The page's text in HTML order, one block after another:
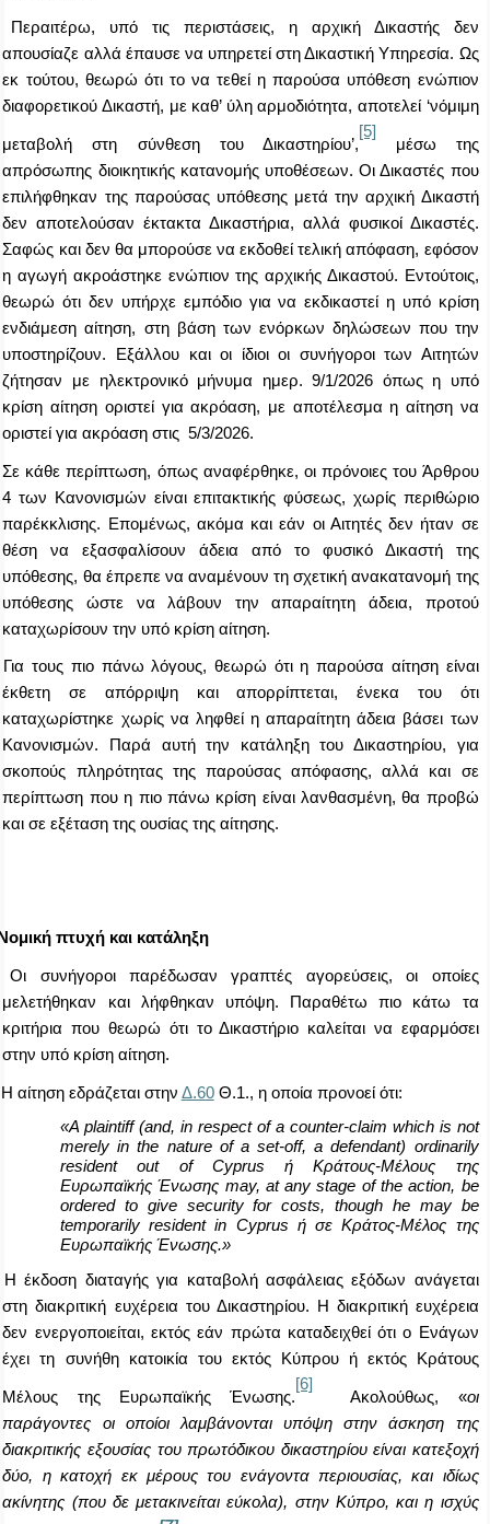
Περαιτέρω, υπό τις περιστάσεις, η αρχική Δικαστής δεν
απουσίαζε αλλά έπαυσε να υπηρετεί στη Δικαστική Υπηρεσία. Ως
εκ τούτου, θεωρώ ότι το να τεθεί η παρούσα υπόθεση ενώπιον
διαφορετικού Δικαστή, με καθ’ ύλη αρμοδιότητα, αποτελεί ‘νόμιμη
μεταβολή στη σύνθεση του Δικαστηρίου’,
[5]
μέσω της
απρόσωπης διοικητικής κατανομής υποθέσεων. Οι Δικαστές που
επιλήφθηκαν της παρούσας υπόθεσης μετά την αρχική Δικαστή
δεν αποτελούσαν έκτακτα Δικαστήρια, αλλά φυσικοί Δικαστές.
Σαφώς και δεν θα μπορούσε να εκδοθεί τελική απόφαση, εφόσον
η αγωγή ακροάστηκε ενώπιον της αρχικής Δικαστού. Εντούτοις,
θεωρώ ότι δεν υπήρχε εμπόδιο για να εκδικαστεί η υπό κρίση
ενδιάμεση αίτηση, στη βάση των ενόρκων δηλώσεων που την
υποστηρίζουν. Εξάλλου και οι ίδιοι οι συνήγοροι των Αιτητών
ζήτησαν με ηλεκτρονικό μήνυμα ημερ. 9/1/2026 όπως η υπό
κρίση αίτηση οριστεί για ακρόαση, με αποτέλεσμα η αίτηση να
οριστεί για ακρόαση στις 5/3/2026.
Σε κάθε περίπτωση, όπως αναφέρθηκε, οι πρόνοιες του Άρθρου
4 των Κανονισμών είναι επιτακτικής φύσεως, χωρίς περιθώριο
παρέκκλισης. Επομένως, ακόμα και εάν οι Αιτητές δεν ήταν σε
θέση να εξασφαλίσουν άδεια από το φυσικό Δικαστή της
υπόθεσης, θα έπρεπε να αναμένουν τη σχετική ανακατανομή της
υπόθεσης ώστε να λάβουν την απαραίτητη άδεια, προτού
καταχωρίσουν την υπό κρίση αίτηση.
Για τους πιο πάνω λόγους, θεωρώ ότι η παρούσα αίτηση είναι
έκθετη σε απόρριψη και απορρίπτεται, ένεκα του ότι
καταχωρίστηκε χωρίς να ληφθεί η απαραίτητη άδεια βάσει των
Κανονισμών. Παρά αυτή την κατάληξη του Δικαστηρίου, για
σκοπούς πληρότητας της παρούσας απόφασης, αλλά και σε
περίπτωση που η πιο πάνω κρίση είναι λανθασμένη, θα προβώ
και σε εξέταση της ουσίας της αίτησης.
πτυχή και κατάληξη
Οι συνήγοροι παρέδωσαν γραπτές αγορεύσεις, οι οποίες
μελετήθηκαν και λήφθηκαν υπόψη. Παραθέτω πιο κάτω τα
κριτήρια που θεωρώ ότι το Δικαστήριο καλείται να εφαρμόσει
στην υπό κρίση αίτηση.
Η αίτηση εδράζεται στην Δ.60Θ.1., η οποία προνοεί ότι:
«A plaintiff (and, in respect of a counter-claim which is not
merely in the nature of a set-off, a defendant) ordinarily
resident out of Cyprus ή Κράτους-Μέλους της
Ευρωπαϊκής Ένωσης may, at any stage of the action, be
ordered to give security for costs, though he may be
temporarily resident in Cyprus ή σε Κράτος-Μέλος της
Ευρωπαϊκής Ένωσης.»
Η έκδοση διαταγής για καταβολή ασφάλειας εξόδων ανάγεται
στη διακριτική ευχέρεια του Δικαστηρίου. Η διακριτική ευχέρεια
δεν ενεργοποιείται, εκτός εάν πρώτα καταδειχθεί ότι ο Ενάγων
έχει τη συνήθη κατοικία του εκτός Κύπρου ή εκτός Κράτους
Μέλους της Ευρωπαϊκής Ένωσης.
[6]
Ακολούθως, «οι
παράγοντες οι οποίοι λαμβάνονται υπόψη στην άσκηση της
διακριτικής εξουσίας του πρωτόδικου δικαστηρίου είναι κατεξοχή
δύο, η κατοχή εκ μέρους του ενάγοντα περιουσίας, και ιδίως
ακίνητης (που δε μετακινείται εύκολα), στην Κύπρο, και η ισχύς